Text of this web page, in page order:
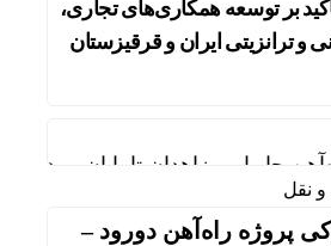
بر توسعه همکاری‌های تجاری،
و ترانزیتی ایران و قرقیزستان
چابهار ــ زاهدان تا پایان مرداد
تمام قیمت ها بر مدار افزایش + جدول
نقل
پروژه راه‌آهن دورود –